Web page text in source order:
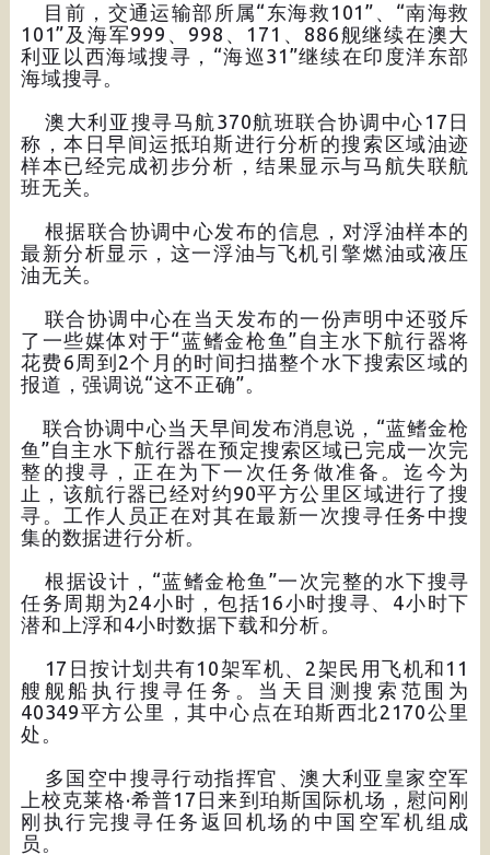
目前，交通运输部所属“东海救101”、“南海救
101”及海军999、998、171、886舰继续在澳大
利亚以西海域搜寻，“海巡31”继续在印度洋东部
海域搜寻。
澳大利亚搜寻马航370航班联合协调中心17日
称，本日早间运抵珀斯进行分析的搜索区域油迹
样本已经完成初步分析，结果显示与马航失联航
班无关。
根据联合协调中心发布的信息，对浮油样本的
最新分析显示，这一浮油与飞机引擎燃油或液压
油无关。
联合协调中心在当天发布的一份声明中还驳斥
了一些媒体对于“蓝鳍金枪鱼”自主水下航行器将
花费6周到2个月的时间扫描整个水下搜索区域的
报道，强调说“这不正确”。
联合协调中心当天早间发布消息说，“蓝鳍金枪
鱼”自主水下航行器在预定搜索区域已完成一次完
整的搜寻，正在为下一次任务做准备。迄今为
止，该航行器已经对约90平方公里区域进行了搜
寻。工作人员正在对其在最新一次搜寻任务中搜
集的数据进行分析。
根据设计，“蓝鳍金枪鱼”一次完整的水下搜寻
任务周期为24小时，包括16小时搜寻、4小时下
潜和上浮和4小时数据下载和分析。
17日按计划共有10架军机、2架民用飞机和11
艘舰船执行搜寻任务。当天目测搜索范围为
40349平方公里，其中心点在珀斯西北2170公里
处。
多国空中搜寻行动指挥官、澳大利亚皇家空军
上校克莱格·希普17日来到珀斯国际机场，慰问刚
刚执行完搜寻任务返回机场的中国空军机组成
员。